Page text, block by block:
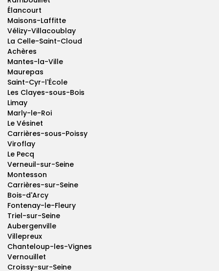
Élancourt
Maisons-Laffitte
Vélizy-Villacoublay
La Celle-Saint-Cloud
Achères
Mantes-la-Ville
Maurepas
Saint-Cyr-l'École
Les Clayes-sous-Bois
Limay
Marly-le-Roi
Le Vésinet
Carrières-sous-Poissy
Viroflay
Le Pecq
Verneuil-sur-Seine
Montesson
Carrières-sur-Seine
Bois-d'Arcy
Fontenay-le-Fleury
Triel-sur-Seine
Aubergenville
Villepreux
Chanteloup-les-Vignes
Vernouillet
Croissy-sur-Seine